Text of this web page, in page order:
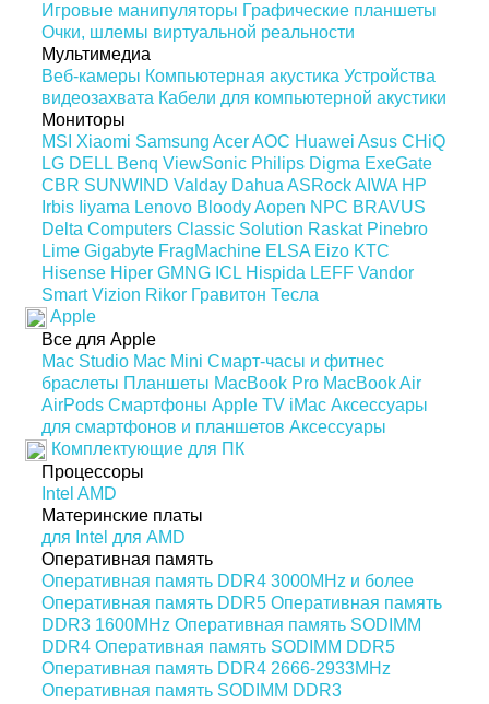
Игровые манипуляторы Графические планшеты
Очки, шлемы виртуальной реальности
Мультимедиа
Веб-камеры Компьютерная акустика Устройства
видеозахвата Кабели для компьютерной акустики
Мониторы
MSI Xiaomi Samsung AcerAOC Huawei Asus CHiQ
LG DELL Benq ViewSonic Philips Digma ExeGate
CBR SUNWIND Valday Dahua ASRockAIWA HP
Irbis Iiyama Lenovo BloodyAopen NPC BRAVUS
Delta Computers Classic Solution Raskat Pinebro
Lime Gigabyte FragMachine ELSA Eizo KTC
Hisense Hiper GMNG ICL Hispida LEFF Vandor
Smart Vizion Rikor Гравитон Тесла
Apple
Все для Apple
Mac Studio Mac Mini Смарт-часы и фитнес
браслеты Планшеты MacBook Pro MacBook Air
AirPods Смартфоны Apple TV iMac Аксессуары
для смартфонов и планшетов Аксессуары
Комплектующие для ПК
Процессоры
Intel AMD
Материнские платы
для Intel для AMD
Оперативная память
Оперативная память DDR4 3000MHz и более
Оперативная память DDR5 Оперативная память
DDR3 1600MHz Оперативная память SODIMM
DDR4 Оперативная память SODIMM DDR5
Оперативная память DDR4 2666-2933MHz
Оперативная память SODIMM DDR3